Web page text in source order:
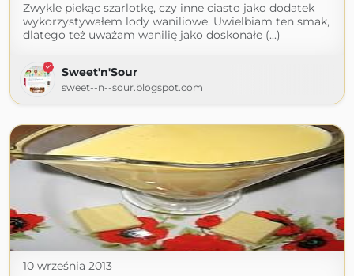
Zwykle piekąc szarlotkę, czy inne ciasto jako dodatek
wykorzystywałem lody waniliowe. Uwielbiam ten smak,
dlatego też uważam wanilię jako doskonałe (...)
Sweet'n'Sour
sweet--n--sour.blogspot.com
10 września 2013